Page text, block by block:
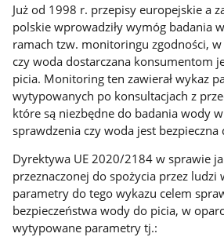
Już od 1998 r. przepisy europejskie a
polskie wprowadziły wymóg badania
ramach tzw. monitoringu zgodności,
czy woda dostarczana konsumentom
picia. Monitoring ten zawierał wykaz
wytypowanych po konsultacjach z
które są niezbędne do badania wody w
sprawdzenia czy woda jest bezpieczna
Dyrektywa UE 2020/2184 w sprawie
przeznaczonej do spożycia przez ludzi
parametry do tego wykazu celem
bezpieczeństwa wody do picia, w
wytypowane parametry tj.: